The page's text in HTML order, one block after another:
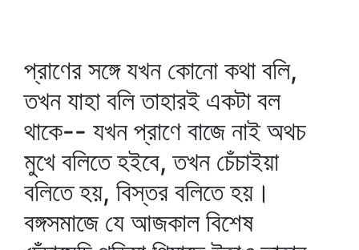
প্রাণের সঙ্গে যখন কোনো কথা বলি,
তখন যাহা বলি তাহারই একটা বল
থাকে-- যখন প্রাণে বাজে নাই অথচ
মুখে বলিতে হইবে, তখন চেঁচাইয়া
বলিতে হয়, বিস্তর বলিতে হয়।
বঙ্গসমাজে যে আজকাল বিশেষ